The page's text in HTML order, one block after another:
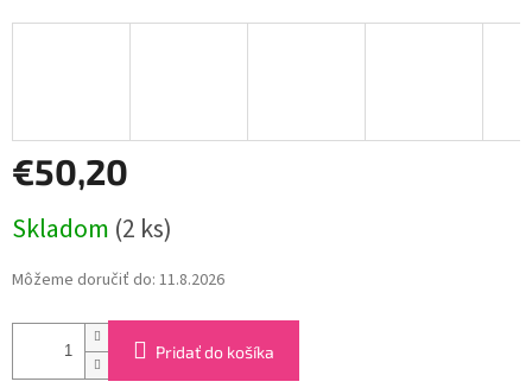
€50,20
cena:
Skladom (2 ks)
Môžeme doručiť do: 11.8.2026
Pridať do košíka